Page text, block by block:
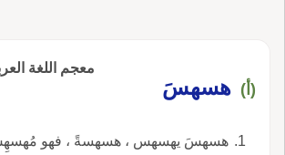
معجم اللغة
(أ) هسهسَ
هسهسَ يهسهس ، هسهسةً ، فهو